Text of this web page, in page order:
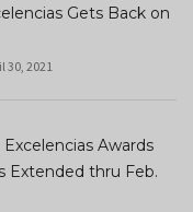
Gets Back on
30, 2021
Awards
Extended thru Feb.